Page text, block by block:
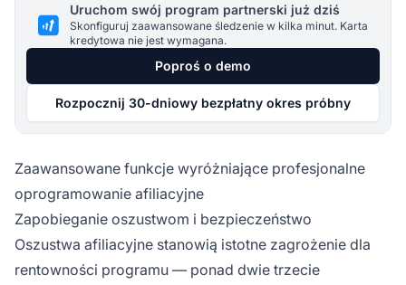
Uruchom swój program partnerski już dziś
Skonfiguruj zaawansowane śledzenie w kilka minut. Karta
kredytowa nie jest wymagana.
Poproś o demo
Rozpocznij 30-dniowy bezpłatny okres próbny
Zaawansowane funkcje wyróżniające profesjonalne
oprogramowanie afiliacyjne
Zapobieganie oszustwom i bezpieczeństwo
Oszustwa afiliacyjne stanowią istotne zagrożenie dla
rentowności programu — ponad dwie trzecie